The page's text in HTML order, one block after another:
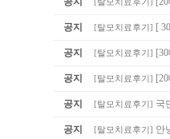
[탈모치료후기 ]
공지 [탈모치료후기 ] [
공지 [탈모치료후기 ]
공지 [탈모치료후기 ]
공지 [탈모치료후기 ] 국
공지 [탈모치료후기 ] 안